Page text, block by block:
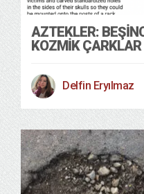
AZTEKLER:
KOZMIK ÇARKLAR
Delfin Eryılmaz